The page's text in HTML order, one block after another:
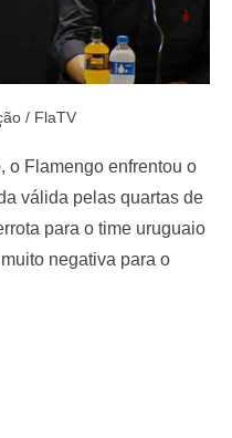
/ FlaTV
o Flamengo enfrentou o
válida pelas quartas de
para o time uruguaio
negativa para o